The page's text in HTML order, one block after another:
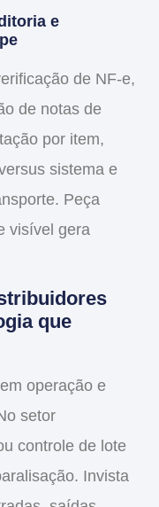
e
de NF-e,
de notas de
por item,
sistema e
Peça
visível gera
que
operação e
setor
controle de lote
Invista